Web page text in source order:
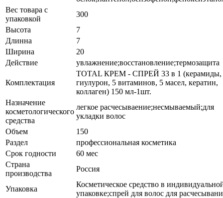
Вес товара с
упаковкой
300
Высота
7
Длинна
7
Ширина
20
Действие
увлажнение;восстановление;термозащита
Комплектация
TOTAL КРЕМ - СПРЕЙ 33 в 1 (керамиды,
гиулурон, 5 витаминов, 5 масел, кератин,
коллаген) 150 мл-1шт.
Назначение
косметологического
средства
легкое расчесываение;несмываемый;для
укладки волос
Объем
150
Раздел
профессиональная косметика
Срок годности
60 мес
Страна
производства
Россия
Упаковка
Косметическое средство в
упаковке;спрей для волос для